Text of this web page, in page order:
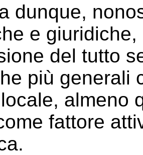
dunque,
e
del tutto
più generali
almeno
fattore